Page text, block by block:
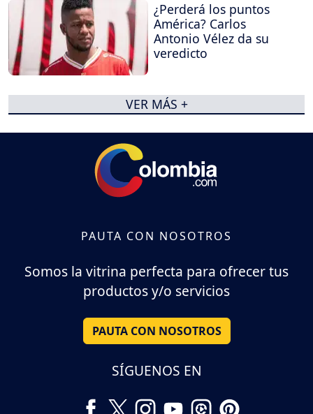
¿Perderá los puntos
América? Carlos
Antonio Vélez da su
veredicto
VER MÁS +
PAUTA CON NOSOTROS
Somos la vitrina perfecta para ofrecer tus
productos y/o servicios
PAUTA CON NOSOTROS
SÍGUENOS EN